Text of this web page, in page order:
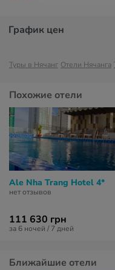
График цен
Туры в Нячанг Отели Нячанга
Похожие отели
Ale Nha Trang Hotel 4*
нет отзывов
111 630 грн
за 6 ночей / 7 дней
Ближайшие отели